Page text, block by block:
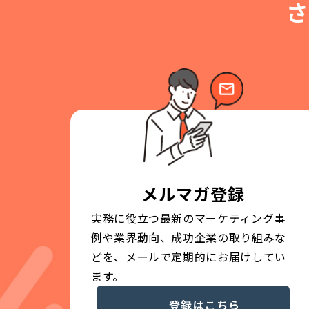
メルマガ登録
実務に役立つ最新のマーケティング事
例や業界動向、成功企業の取り組みな
どを、メールで定期的にお届けしてい
ます。
登録はこちら